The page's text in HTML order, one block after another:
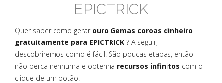
EPICTRICK
Quer saber como gerar ouro Gemas coroas dinheiro
gratuitamente para EPICTRICK ? A seguir,
descobriremos como é fácil. São poucas etapas, então
não perca nenhuma e obtenha recursos infinitos com o
clique de um botão.